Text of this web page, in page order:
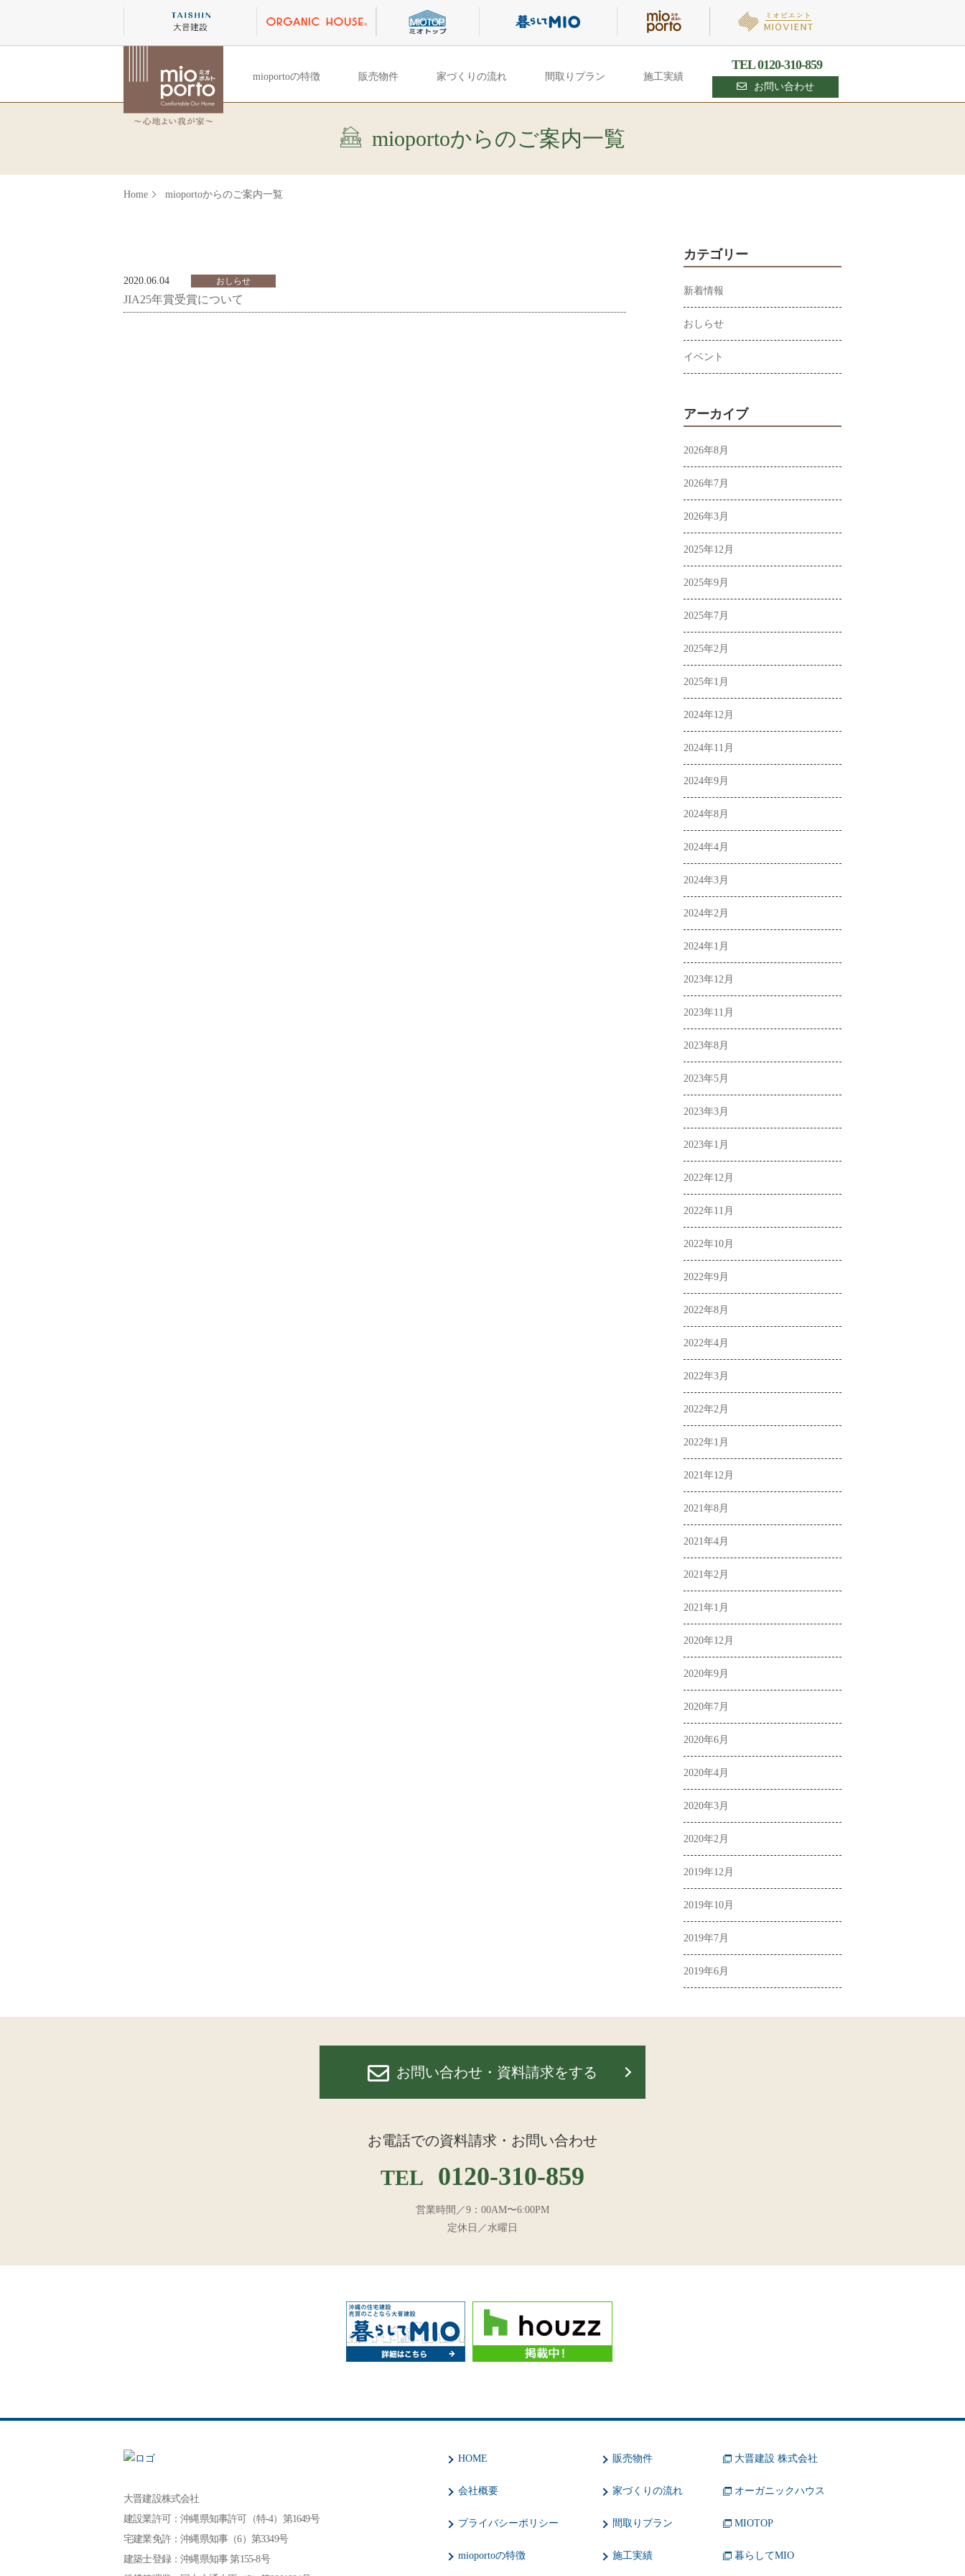
mioportoの特徴 販売物件 家づくりの流れ 間取りプラン 施工実績
TEL 0120-310-859
お問い合わせ
mioportoからのご案内一覧
Home mioportoからのご案内一覧
2020.06.04 おしらせ
JIA25年賞受賞について
カテゴリー
新着情報
おしらせ
イベント
アーカイブ
2026年8月
2026年7月
2026年3月
2025年12月
2025年9月
2025年7月
2025年2月
2025年1月
2024年12月
2024年11月
2024年9月
2024年8月
2024年4月
2024年3月
2024年2月
2024年1月
2023年12月
2023年11月
2023年8月
2023年5月
2023年3月
2023年1月
2022年12月
2022年11月
2022年10月
2022年9月
2022年8月
2022年4月
2022年3月
2022年2月
2022年1月
2021年12月
2021年8月
2021年4月
2021年2月
2021年1月
2020年12月
2020年9月
2020年7月
2020年6月
2020年4月
2020年3月
2020年2月
2019年12月
2019年10月
2019年7月
2019年6月
お問い合わせ・資料請求をする
お電話での資料請求・お問い合わせ
TEL 0120-310-859
営業時間／9：00AM〜6:00PM
定休日／水曜日
大晋建設株式会社
建設業許可：沖縄県知事許可（特-4）第1649号
宅建業免許：沖縄県知事（6）第3349号
建築士登録：沖縄県知事 第155-8号
HOME
会社概要
プライバシーポリシー
mioportoの特徴
販売物件
家づくりの流れ
間取りプラン
施工実績
大晋建設 株式会社
オーガニックハウス
MIOTOP
暮らしてMIO